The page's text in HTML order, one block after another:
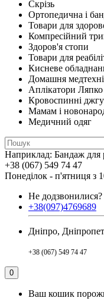
Скрізь
Ортопедична і
Товари для
Компресійний
Здоров'я стопи
Товари для
Кисневе
Домашня
Аплікатори Ляпко
Кровоспинні
Мамам і
Медичний одяг
Наприклад: Бандаж для
+38 (067) 549 74 47
Понеділок - п'ятниця з
Не додзвонилися?
+38(097)4769689
Дніпро,
+38 (067) 549 74 47
0
Ваш кошик